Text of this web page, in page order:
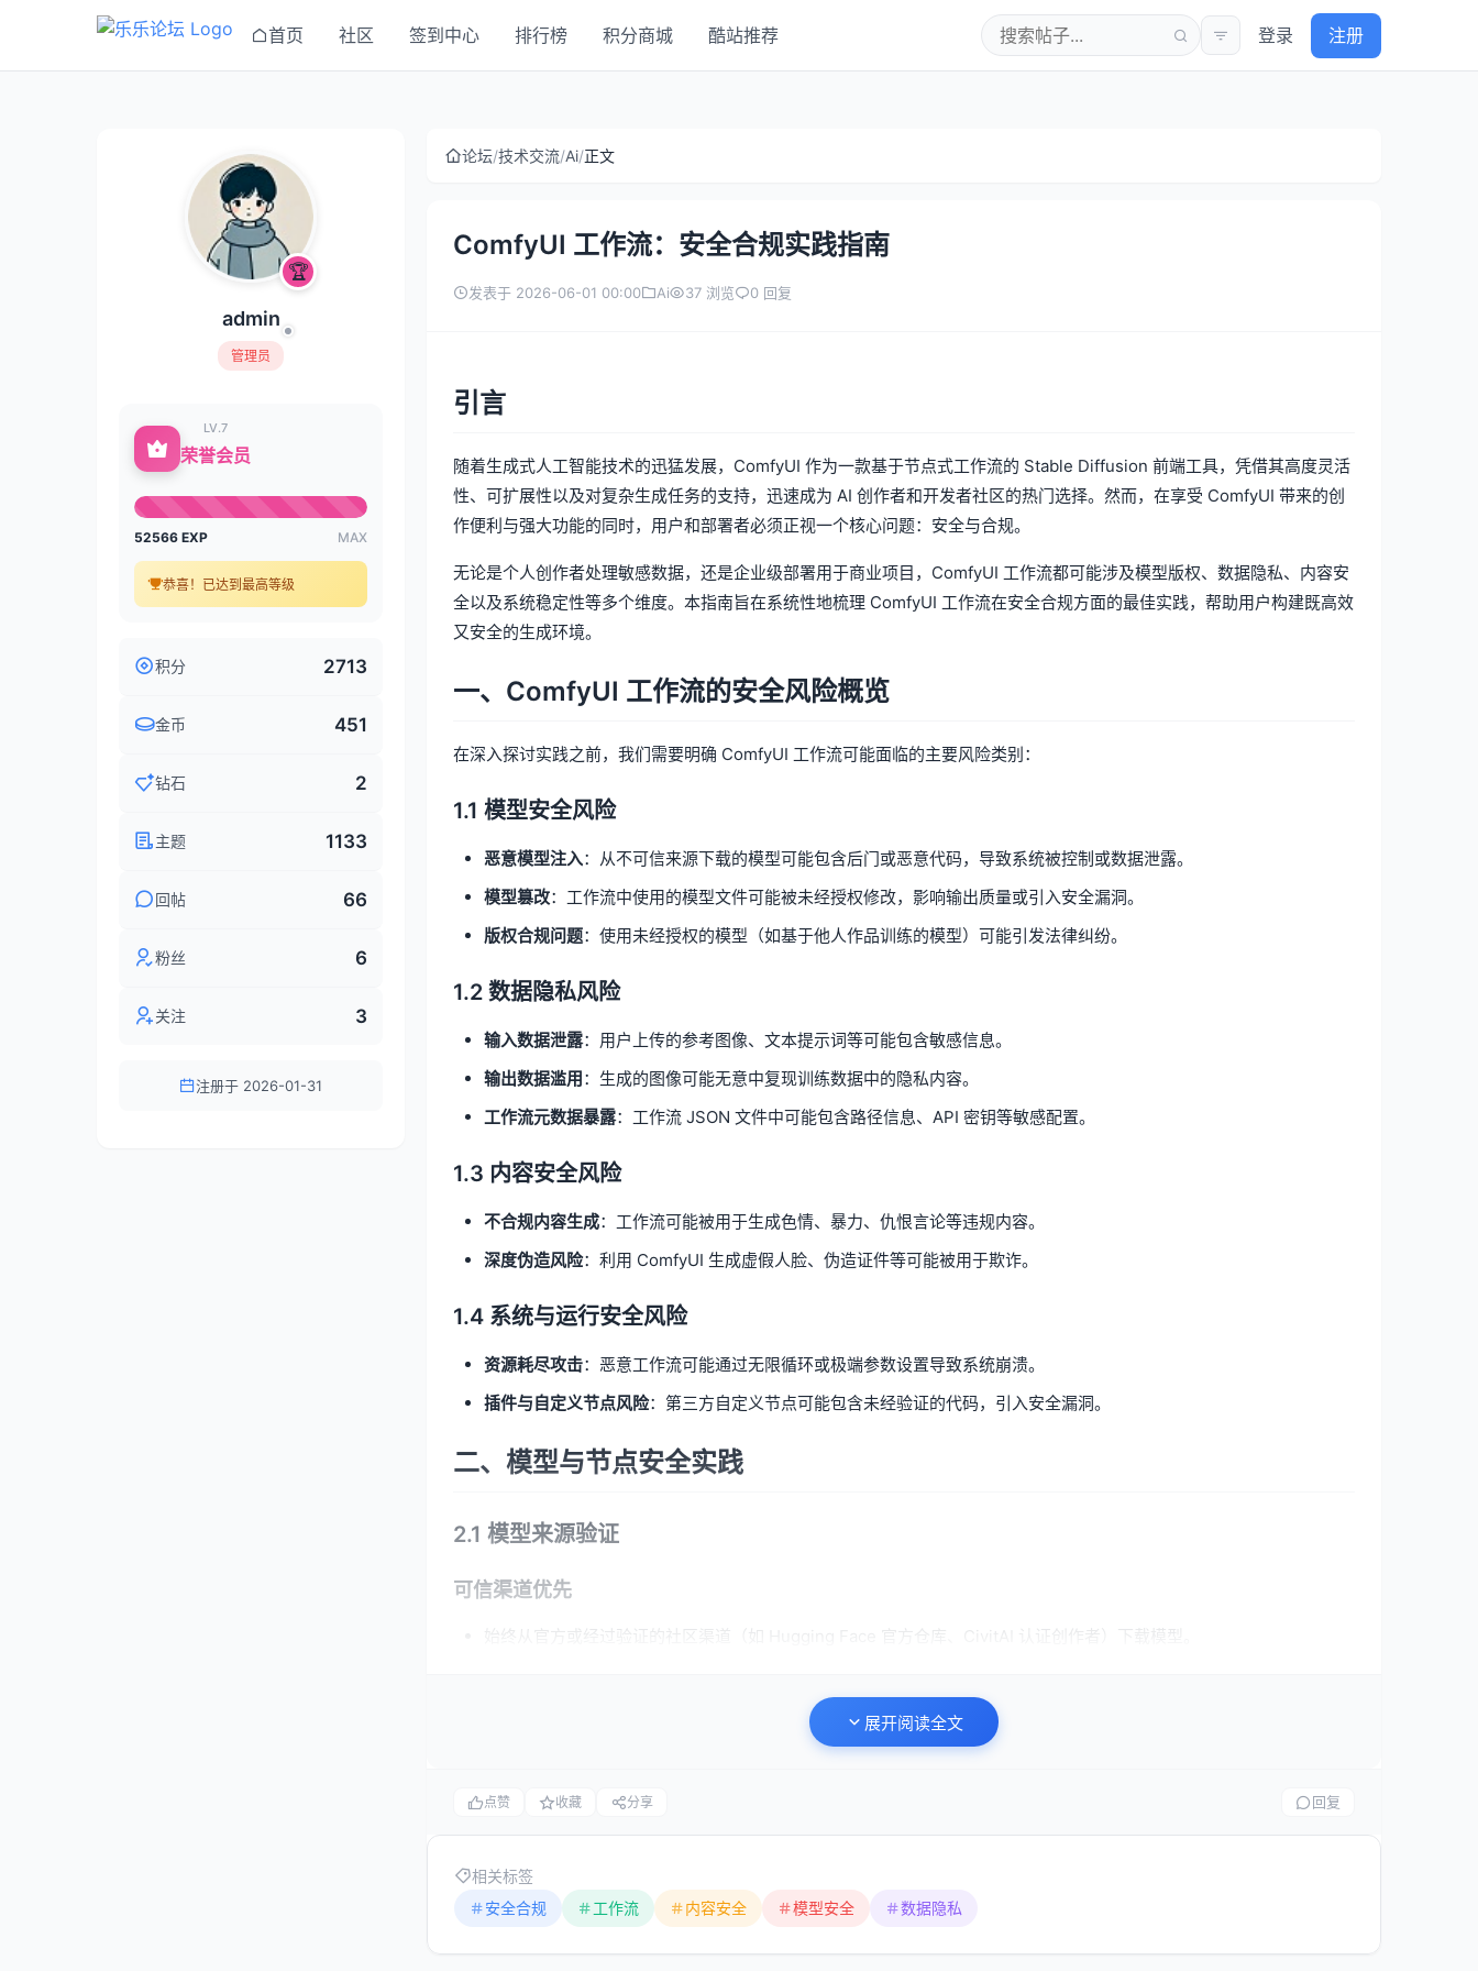
首页 社区 签到中心 排行榜 积分商城 酷站推荐 登录 注册
🏆
admin
管理员
LV.7
荣誉会员
52566 EXP MAX
恭喜！已达到最高等级
积分 2713
金币 451
钻石 2
主题 1133
回帖 66
粉丝 6
关注 3
注册于 2026-01-31
论坛/技术交流/Ai/正文
ComfyUI 工作流：安全合规实践指南
发表于 2026-06-01 00:00 Ai 37 浏览 0 回复
引言
随着生成式人工智能技术的迅猛发展，ComfyUI 作为一款基于节点式工作流的 Stable Diffusion 前端工具，凭借其高度灵活
性、可扩展性以及对复杂生成任务的支持，迅速成为 AI 创作者和开发者社区的热门选择。然而，在享受 ComfyUI 带来的创
作便利与强大功能的同时，用户和部署者必须正视一个核心问题：安全与合规。
无论是个人创作者处理敏感数据，还是企业级部署用于商业项目，ComfyUI 工作流都可能涉及模型版权、数据隐私、内容安
全以及系统稳定性等多个维度。本指南旨在系统性地梳理 ComfyUI 工作流在安全合规方面的最佳实践，帮助用户构建既高效
又安全的生成环境。
一、ComfyUI 工作流的安全风险概览
在深入探讨实践之前，我们需要明确 ComfyUI 工作流可能面临的主要风险类别：
1.1 模型安全风险
恶意模型注入：从不可信来源下载的模型可能包含后门或恶意代码，导致系统被控制或数据泄露。
模型篡改：工作流中使用的模型文件可能被未经授权修改，影响输出质量或引入安全漏洞。
版权合规问题：使用未经授权的模型（如基于他人作品训练的模型）可能引发法律纠纷。
1.2 数据隐私风险
输入数据泄露：用户上传的参考图像、文本提示词等可能包含敏感信息。
输出数据滥用：生成的图像可能无意中复现训练数据中的隐私内容。
工作流元数据暴露：工作流 JSON 文件中可能包含路径信息、API 密钥等敏感配置。
1.3 内容安全风险
不合规内容生成：工作流可能被用于生成色情、暴力、仇恨言论等违规内容。
深度伪造风险：利用 ComfyUI 生成虚假人脸、伪造证件等可能被用于欺诈。
1.4 系统与运行安全风险
资源耗尽攻击：恶意工作流可能通过无限循环或极端参数设置导致系统崩溃。
插件与自定义节点风险：第三方自定义节点可能包含未经验证的代码，引入安全漏洞。
二、模型与节点安全实践
2.1 模型来源验证
可信渠道优先
始终从官方或经过验证的社区渠道（如 Hugging Face 官方仓库、CivitAI 认证创作者）下载模型。
如果提供方发布了数字签名，验证签名以确认模型来源。
模型扫描工具
利用社区工具（如 picklescan ）扫描 PyTorch 模型文件中的恶意代码（pickle 反序列化漏洞）。
对于 .safetensors 格式模型，其本身具有更好的安全性，但仍需验证元数据。
展开阅读全文
点赞 收藏 分享 回复
相关标签
安全合规
工作流 内容安全 模型安全 数据隐私